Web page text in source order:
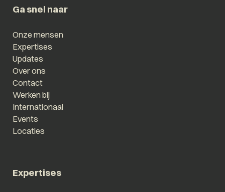
Ga snel naar
Onze mensen
Expertises
Updates
Over ons
Contact
Werken bij
Internationaal
Events
Locaties
Expertises